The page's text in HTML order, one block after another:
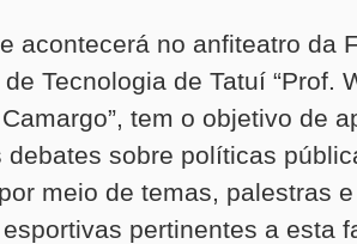
acontecerá no anfiteatro da
Tecnologia de Tatuí “Prof.
tem o objetivo de
debates sobre políticas
meio de temas, palestras
pertinentes a esta